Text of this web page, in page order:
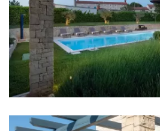
Dusche, Bidet
Badezimmer 4: En suite,
Dusche, Bidet
Badezimmer 5: Waschbecken,
Waschmaschine